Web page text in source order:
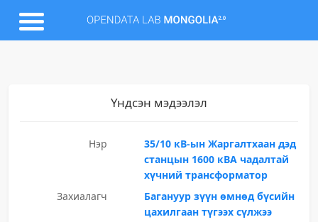
Үндсэн мэдээлэл
Нэр
35/10 кВ-ын Жаргалтхаан дэд
станцын 1600 кВА чадалтай
хүчний трансформатор
Захиалагч
Багануур зүүн өмнөд бүсийн
цахилгаан түгээх сүлжээ